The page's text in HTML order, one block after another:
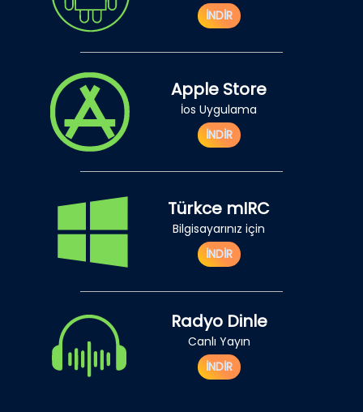
İNDİR
Apple Store
İos Uygulama
İNDİR
Türkce mIRC
Bilgisayarınız için
İNDİR
Radyo Dinle
Canlı Yayın
İNDİR